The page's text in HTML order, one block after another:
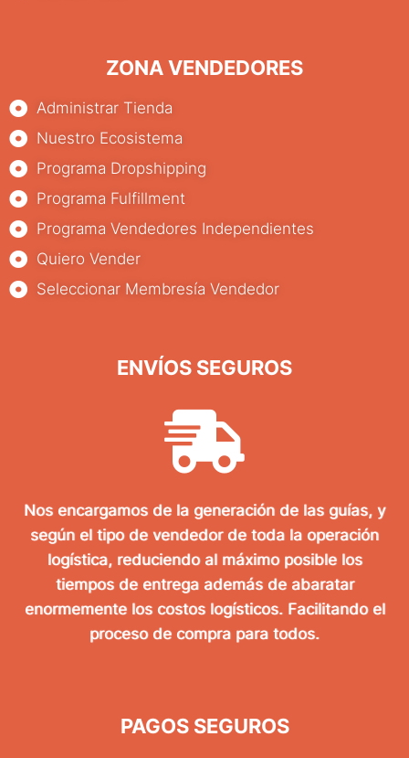
ZONA VENDEDORES
Administrar Tienda
Nuestro Ecosistema
Programa Dropshipping
Programa Fulfillment
Programa Vendedores Independientes
Quiero Vender
Seleccionar Membresía Vendedor
ENVÍOS SEGUROS
Nos encargamos de la generación de las guías, y
según el tipo de vendedor de toda la operación
logística, reduciendo al máximo posible los
tiempos de entrega además de abaratar
enormemente los costos logísticos. Facilitando el
proceso de compra para todos.
PAGOS SEGUROS